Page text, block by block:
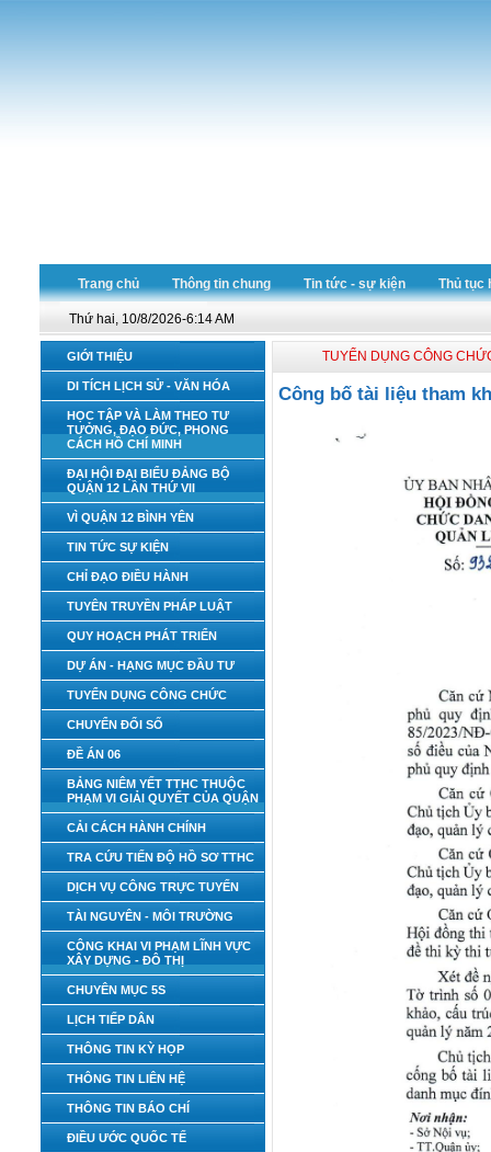
Trang chủ Thông tin chung Tin tức - sự kiện Thủ tục
Thứ hai, 10/8/2026-6:14 AM
GIỚI THIỆU
DI TÍCH LỊCH SỬ - VĂN HÓA
HỌC TẬP VÀ LÀM THEO TƯ
TƯỞNG, ĐẠO ĐỨC, PHONG
CÁCH HỒ CHÍ MINH
ĐẠI HỘI ĐẠI BIỂU ĐẢNG BỘ
QUẬN 12 LẦN THỨ VII
VÌ QUẬN 12 BÌNH YÊN
TIN TỨC SỰ KIỆN
CHỈ ĐẠO ĐIỀU HÀNH
TUYÊN TRUYỀN PHÁP LUẬT
QUY HOẠCH PHÁT TRIỂN
DỰ ÁN - HẠNG MỤC ĐẦU TƯ
TUYỂN DỤNG CÔNG CHỨC
CHUYỂN ĐỔI SỐ
ĐỀ ÁN 06
BẢNG NIÊM YẾT TTHC THUỘC
PHẠM VI GIẢI QUYẾT CỦA QUẬN
CẢI CÁCH HÀNH CHÍNH
TRA CỨU TIẾN ĐỘ HỒ SƠ TTHC
DỊCH VỤ CÔNG TRỰC TUYẾN
TÀI NGUYÊN - MÔI TRƯỜNG
CÔNG KHAI VI PHẠM LĨNH VỰC
XÂY DỰNG - ĐÔ THỊ
CHUYÊN MỤC 5S
LỊCH TIẾP DÂN
THÔNG TIN KỲ HỌP
THÔNG TIN LIÊN HỆ
THÔNG TIN BÁO CHÍ
ĐIỀU ƯỚC QUỐC TẾ
TUYỂN DỤNG CÔNG
Công bố tài liệu tham